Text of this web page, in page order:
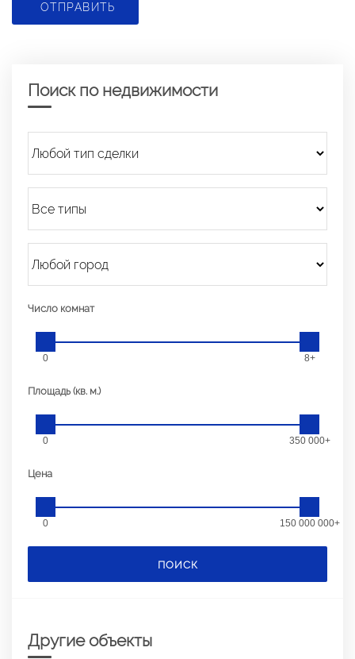
ОТПРАВИТЬ
Поиск по недвижимости
Число комнат
0 8+
Площадь (кв. м.)
0 350 000+
Цена
0 150 000 000+
ПОИСК
Другие объекты